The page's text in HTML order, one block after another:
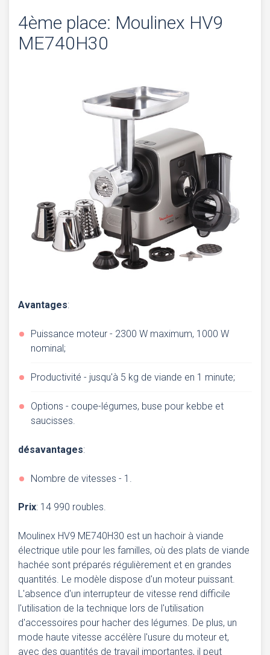
4ème place: Moulinex HV9
ME740H30
Avantages:
Puissance moteur - 2300 W maximum, 1000 W
nominal;
Productivité - jusqu'à 5 kg de viande en 1 minute;
Options - coupe-légumes, buse pour kebbe et
saucisses.
désavantages:
Nombre de vitesses - 1.
Prix: 14 990 roubles.
Moulinex HV9 ME740H30 est un hachoir à viande
électrique utile pour les familles, où des plats de viande
hachée sont préparés régulièrement et en grandes
quantités. Le modèle dispose d'un moteur puissant.
L'absence d'un interrupteur de vitesse rend difficile
l'utilisation de la technique lors de l'utilisation
d'accessoires pour hacher des légumes. De plus, un
mode haute vitesse accélère l'usure du moteur et,
avec des quantités de travail importantes, il peut